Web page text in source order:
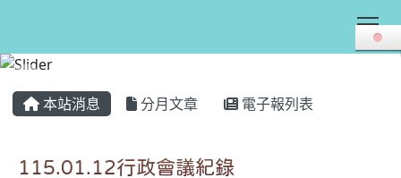
本站消息 分月文章 電子報列表
115.01.12行政會議紀錄